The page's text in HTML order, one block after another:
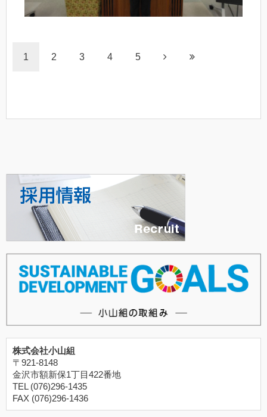
1 2 3 4 5
株式会社小山組
〒921-8148
金沢市額新保1丁目422番地
TEL (076)296-1435
FAX (076)296-1436